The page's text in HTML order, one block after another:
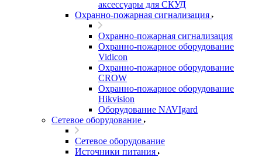
аксессуары для СКУД
Охранно-пожарная сигнализация
Охранно-пожарная сигнализация
Охранно-пожарное оборудование
Vidicon
Охранно-пожарное оборудование
CROW
Охранно-пожарное оборудование
Hikvision
Оборудование NAVIgard
Сетевое оборудование
Сетевое оборудование
Источники питания